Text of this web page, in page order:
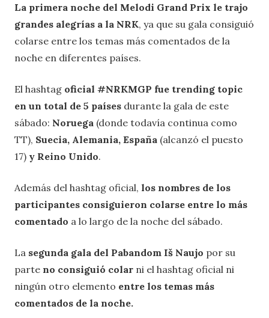
La primera noche del Melodi Grand Prix le trajo
grandes alegrías a la NRK, ya que su gala consiguió
colarse entre los temas más comentados de la
noche en diferentes países.
El hashtag oficial #NRKMGP fue trending topic
en un total de 5 países durante la gala de este
sábado: Noruega (donde todavía continua como
TT), Suecia, Alemania, España (alcanzó el puesto
17) y Reino Unido.
Además del hashtag oficial, los nombres de los
participantes consiguieron colarse entre lo más
comentado a lo largo de la noche del sábado.
La segunda gala del Pabandom Iš Naujo por su
parte no consiguió colar ni el hashtag oficial ni
ningún otro elemento entre los temas más
comentados de la noche.